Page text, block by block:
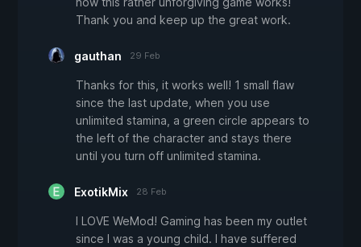
Thank you and keep up the great work.
gauthan 29 Feb
Thanks for this, it works well! 1 small flaw
since the last update, when you use
unlimited stamina, a green circle appears to
the left of the character and stays there
until you turn off unlimited stamina.
ExotikMix 28 Feb
I LOVE WeMod! Gaming has been my outlet
since I was a young child. I have suffered